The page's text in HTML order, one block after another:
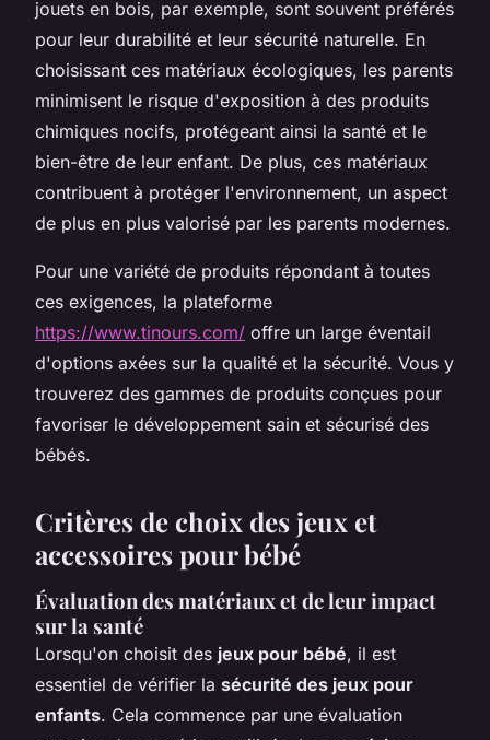
jouets en bois, par exemple, sont souvent préférés
pour leur durabilité et leur sécurité naturelle. En
choisissant ces matériaux écologiques, les parents
minimisent le risque d'exposition à des produits
chimiques nocifs, protégeant ainsi la santé et le
bien-être de leur enfant. De plus, ces matériaux
contribuent à protéger l'environnement, un aspect
de plus en plus valorisé par les parents modernes.
Pour une variété de produits répondant à toutes
ces exigences, la plateforme
https://www.tinours.com/ offre un large éventail
d'options axées sur la qualité et la sécurité. Vous y
trouverez des gammes de produits conçues pour
favoriser le développement sain et sécurisé des
bébés.
Critères de choix des jeux et
accessoires pour bébé
Évaluation des matériaux et de leur impact
sur la santé
Lorsqu'on choisit des jeux pour bébé, il est
essentiel de vérifier la sécurité des jeux pour
enfants. Cela commence par une évaluation